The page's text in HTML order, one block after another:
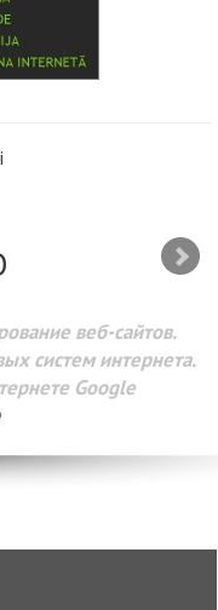
веб-сайтов.
систем интернета.
Google